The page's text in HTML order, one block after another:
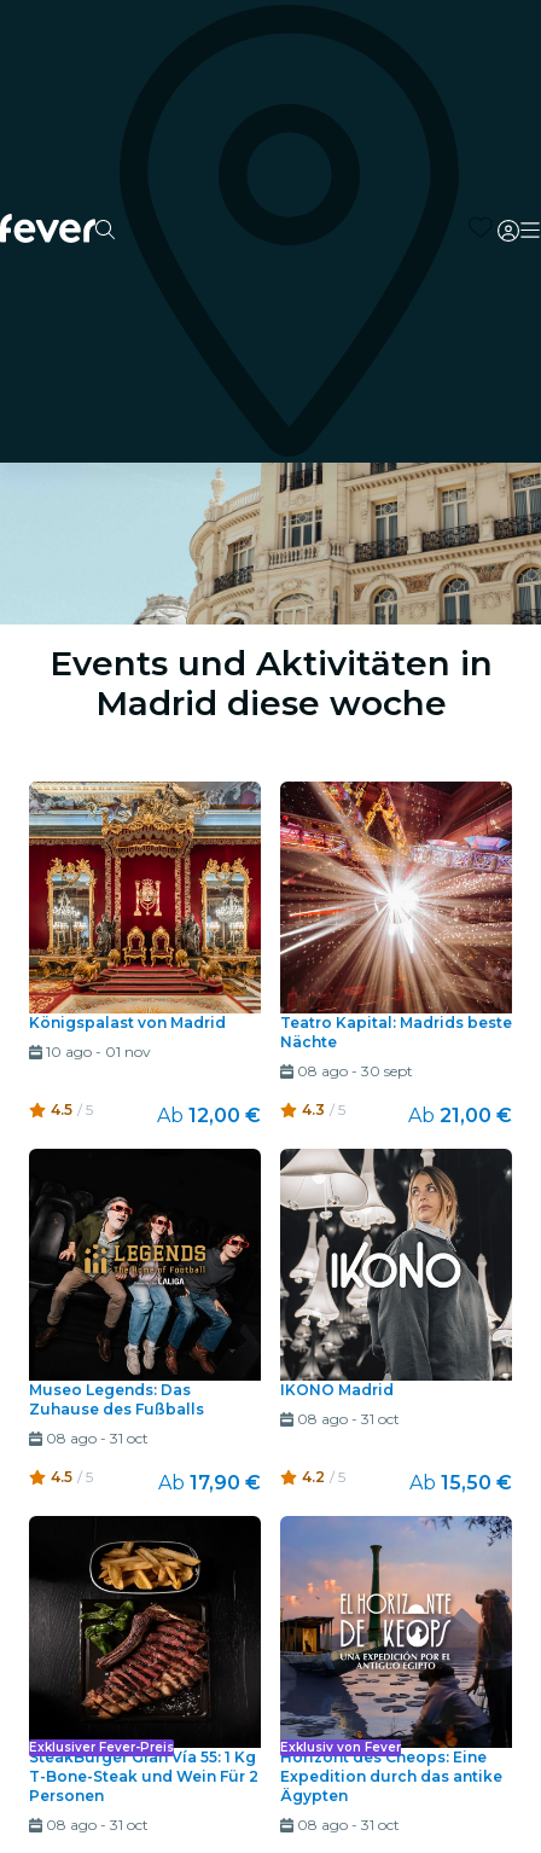
Events und Aktivitäten in
Madrid diese woche
Königspalast von Madrid
10 ago- 01 nov
4.5 / 5 Ab 12,00 €
Teatro Kapital: Madrids beste
Nächte
08 ago- 30 sept
4.3 / 5 Ab 21,00 €
Museo Legends: Das
Zuhause des Fußballs
08 ago- 31 oct
4.5 / 5 Ab 17,90 €
IKONO Madrid
08 ago- 31 oct
4.2 / 5 Ab 15,50 €
Exklusiver Fever-Preis
SteakBurger Gran Vía 55: 1 Kg
T-Bone-Steak und Wein Für 2
Personen
08 ago- 31 oct
Exklusiv von Fever
Horizont des Cheops: Eine
Expedition durch das antike
Ägypten
08 ago- 31 oct